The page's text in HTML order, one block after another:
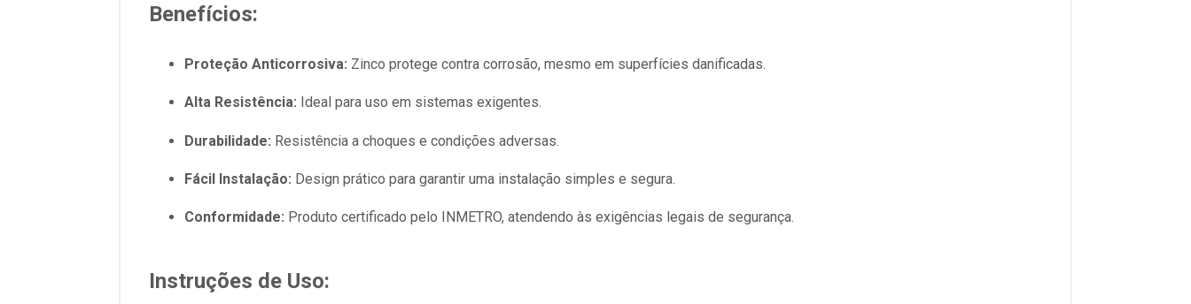
Benefícios:
Proteção Anticorrosiva: Zinco protege contra corrosão, mesmo em superfícies danificadas.
Alta Resistência: Ideal para uso em sistemas exigentes.
Durabilidade: Resistência a choques e condições adversas.
Fácil Instalação: Design prático para garantir uma instalação simples e segura.
Conformidade: Produto certificado pelo INMETRO, atendendo às exigências legais de segurança.
Instruções de Uso: